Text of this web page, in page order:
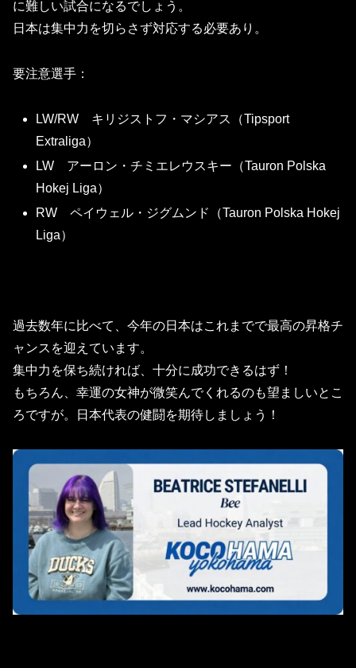
に難しい試合になるでしょう。
日本は集中力を切らさず対応する必要あり。
要注意選手：
LW/RW キリジストフ・マシアス（Tipsport
Extraliga）
LW アーロン・チミエレウスキー（Tauron Polska
Hokej Liga）
RW ペイウェル・ジグムンド（Tauron Polska Hokej
Liga）
過去数年に比べて、今年の日本はこれまでで最高の昇格チ
ャンスを迎えています。
集中力を保ち続ければ、十分に成功できるはず！
もちろん、幸運の女神が微笑んでくれるのも望ましいとこ
ろですが。
日本代表の健闘を期待しましょう！